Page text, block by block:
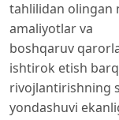
tahlilidan olingan
amaliyotlar va
boshqaruv
ishtirok etish
rivojlantirishning
yondashuvi